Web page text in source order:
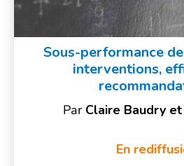
Sous-performance
interventions,
Par Claire Baudry
En